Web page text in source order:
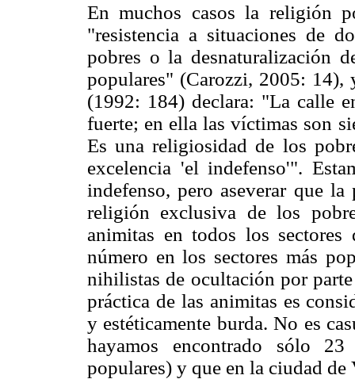
En muchos casos la religión
"resistencia a situaciones de
pobres o la desnaturalización
populares" (Carozzi, 2005: 14),
(1992: 184) declara: "La calle
fuerte; en ella las víctimas son
Es una religiosidad de los
excelencia 'el indefenso'".
indefenso, pero aseverar que
religión exclusiva de los
animitas en todos los
número en los sectores más
nihilistas de ocultación por
práctica de las animitas es
y estéticamente burda. No es
hayamos encontrado sólo
populares) y que en la ciudad